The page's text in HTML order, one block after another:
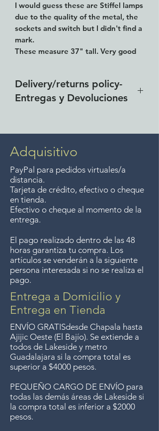
I would guess these are Stiffel lamps
due to the quality of the metal, the
sockets and switch but I didn't find a
mark.
These measure 37" tall. Very good
Delivery/returns policy-
Entregas y Devoluciones
Chapala area for purchases of
$4000 pesos. We accept returns
up to 7 days after the sale
unless the items are sale priced,
sorry, no returns on sale items.
We previously delivered to
Guadalajara for free but we no
longer offer that service.
Entrega gratis en toda la zona
del Lago de Chapala por
compras de $4000 pesos.
Aceptamos devoluciones hasta
7 días después de la venta a
menos que los artículos tengan
un precio de oferta, lo
sentimos, no se aceptan
devoluciones de artículos en
oferta. Anteriormente hacíamos
envíos gratis a Guadalajara pero
ya no ofrecemos ese servicio.
Adquisitivo
PayPal para pedidos virtuales/a
distancia.
Tarjeta de crédito, efectivo o cheque
en tienda.
Efectivo o cheque al momento de la
entrega.
El pago realizado dentro de las 48
horas garantiza tu compra. Los
artículos se venderán a la siguiente
persona interesada si no se realiza el
pago.
Entrega a Domicilio y
Entrega en Tienda
ENVÍO GRATISdesde Chapala hasta
Ajijic Oeste (El Bajío). Se extiende a
todos de Lakeside y metro
Guadalajara si la compra total es
superior a $4000 pesos.
PEQUEÑO CARGO DE ENVÍO para
todas las demás áreas de Lakeside si
la compra total es inferior a $2000
pesos.